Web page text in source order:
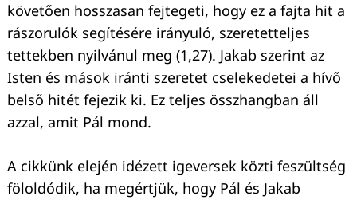
követően hosszasan fejtegeti, hogy ez a fajta hit a
rászorulók segítésére irányuló, szeretetteljes
tettekben nyilvánul meg (1,27). Jakab szerint az
Isten és mások iránti szeretet cselekedetei a hívő
belső hitét fejezik ki. Ez teljes összhangban áll
azzal, amit Pál mond.
A cikkünk elején idézett igeversek közti feszültség
föloldódik, ha megértjük, hogy Pál és Jakab
Keresés: